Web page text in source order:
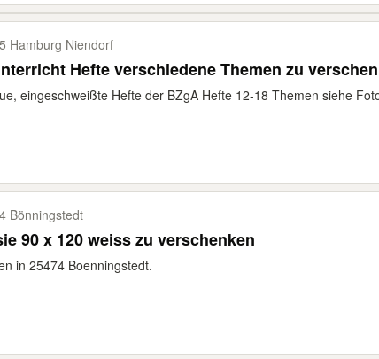
Hamburg Niendorf
Hefte verschiedene Themen zu
eingeschweißte Hefte der BZgA Hefte 12-18 Themen siehe
Bönningstedt
90 x 120 weiss zu verschenken
in 25474 Boenningstedt.